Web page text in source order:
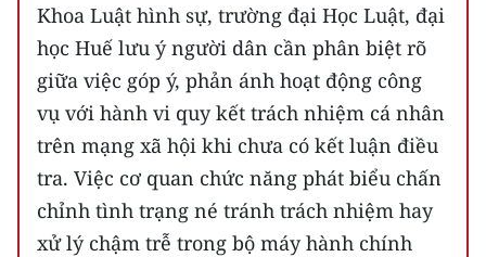
FRANÇAIS
РУССКИЙ
ESPAÑOL
한국어
Khoa Luật hình sự, trường đại Học Luật, đại
học Huế lưu ý người dân cần phân biệt rõ
giữa việc góp ý, phản ánh hoạt động công
vụ với hành vi quy kết trách nhiệm cá nhân
trên mạng xã hội khi chưa có kết luận điều
tra. Việc cơ quan chức năng phát biểu chấn
chỉnh tình trạng né tránh trách nhiệm hay
xử lý chậm trễ trong bộ máy hành chính